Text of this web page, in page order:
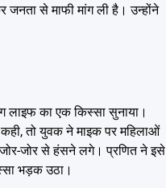
जनता से माफी मांग ली है। उन्होंने
लाइफ का एक किस्सा सुनाया।
तो युवक ने माइक पर महिलाओं
जोर-जोर से हंसने लगे। प्रणित ने इसे
भड़क उठा।